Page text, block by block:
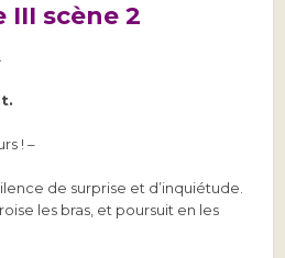
III scène 2
! –
de surprise et d’inquiétude.
les bras, et poursuit en les